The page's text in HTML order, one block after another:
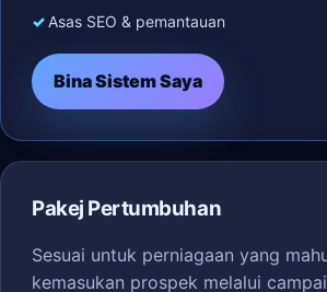
Asas SEO & pemantauan
Bina Sistem Saya
Pakej Pertumbuhan
Sesuai untuk perniagaan yang
kemasukan prospek melalui